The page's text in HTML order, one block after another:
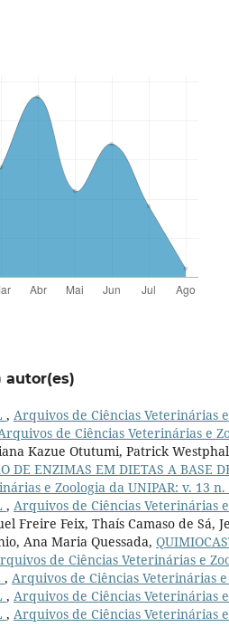
autor(es)
, Arquivos de Ciências Veterinárias
de Ciências Veterinárias e
Kazue Otutumi, Patrick
DE ENZIMAS EM DIETAS A BASE
e Zoologia da UNIPAR: v. 13 n.
, Arquivos de Ciências Veterinárias
Freire Feix, Thaís Camaso de Sá,
Ana Maria Quessada,
de Ciências Veterinárias e
, Arquivos de Ciências Veterinárias
, Arquivos de Ciências Veterinárias
, Arquivos de Ciências Veterinárias